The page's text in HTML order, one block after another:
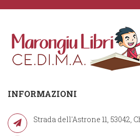
INFORMAZIONI
Strada dell'Astrone 11, 53042,